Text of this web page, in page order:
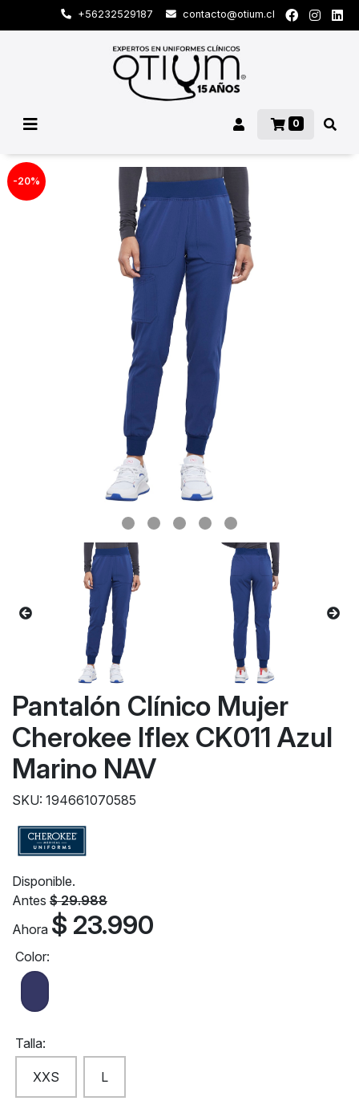
+56232529187 contacto@otium.cl
0
-20%
Pantalón Clínico Mujer
Cherokee Iflex CK011 Azul
Marino NAV
SKU: 194661070585
Disponible.
Antes $ 29.988
Ahora $ 23.990
Color:
Talla:
XXS L